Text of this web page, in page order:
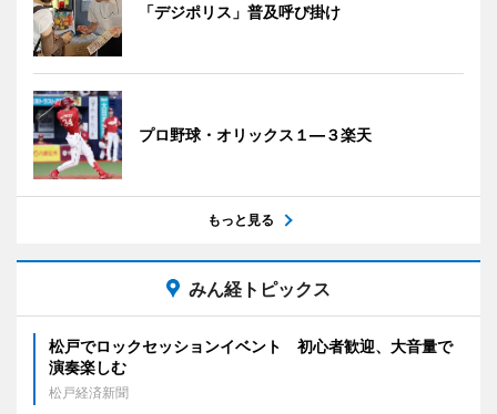
「デジポリス」普及呼び掛け
プロ野球・オリックス１―３楽天
もっと見る
みん経トピックス
松戸でロックセッションイベント 初心者歓迎、大音量で
演奏楽しむ
松戸経済新聞